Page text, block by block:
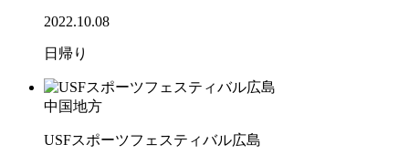
2022.10.08
日帰り
中国地方
USFスポーツフェスティバル広島